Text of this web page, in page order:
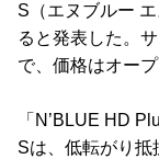
S（エヌブルー
ると発表した。
で、価格はオープ
「N’BLUE HD
Sは、低転がり抵